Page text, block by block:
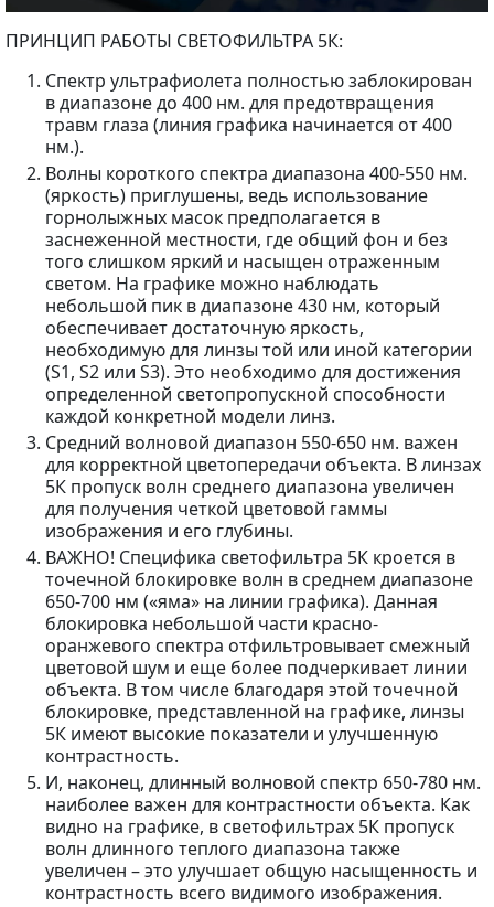
ПРИНЦИП РАБОТЫ СВЕТОФИЛЬТРА 5К:
Спектр ультрафиолета полностью заблокирован
в диапазоне до 400 нм. для предотвращения
травм глаза (линия графика начинается от 400
нм.).
Волны короткого спектра диапазона 400-550 нм.
(яркость) приглушены, ведь использование
горнолыжных масок предполагается в
заснеженной местности, где общий фон и без
того слишком яркий и насыщен отраженным
светом. На графике можно наблюдать
небольшой пик в диапазоне 430 нм, который
обеспечивает достаточную яркость,
необходимую для линзы той или иной категории
(S1, S2 или S3). Это необходимо для достижения
определенной светопропускной способности
каждой конкретной модели линз.
Средний волновой диапазон 550-650 нм. важен
для корректной цветопередачи объекта. В линзах
5К пропуск волн среднего диапазона увеличен
для получения четкой цветовой гаммы
изображения и его глубины.
ВАЖНО! Специфика светофильтра 5К кроется в
точечной блокировке волн в среднем диапазоне
650-700 нм («яма» на линии графика). Данная
блокировка небольшой части красно-
оранжевого спектра отфильтровывает смежный
цветовой шум и еще более подчеркивает линии
объекта. В том числе благодаря этой точечной
блокировке, представленной на графике, линзы
5К имеют высокие показатели и улучшенную
контрастность.
И, наконец, длинный волновой спектр 650-780 нм.
наиболее важен для контрастности объекта. Как
видно на графике, в светофильтрах 5К пропуск
волн длинного теплого диапазона также
увеличен – это улучшает общую насыщенность и
контрастность всего видимого изображения.